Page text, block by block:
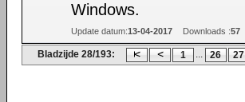
Windows.
Update datum:13-04-2017 Downloads :57
Bladzijde 28/193: 1 ... 26 27